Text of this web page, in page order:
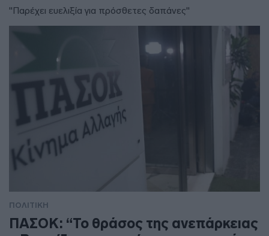
"Παρέχει ευελιξία για πρόσθετες δαπάνες"
ΠΟΛΙΤΙΚΗ
ΠΑΣΟΚ: “Το θράσος της ανεπάρκειας